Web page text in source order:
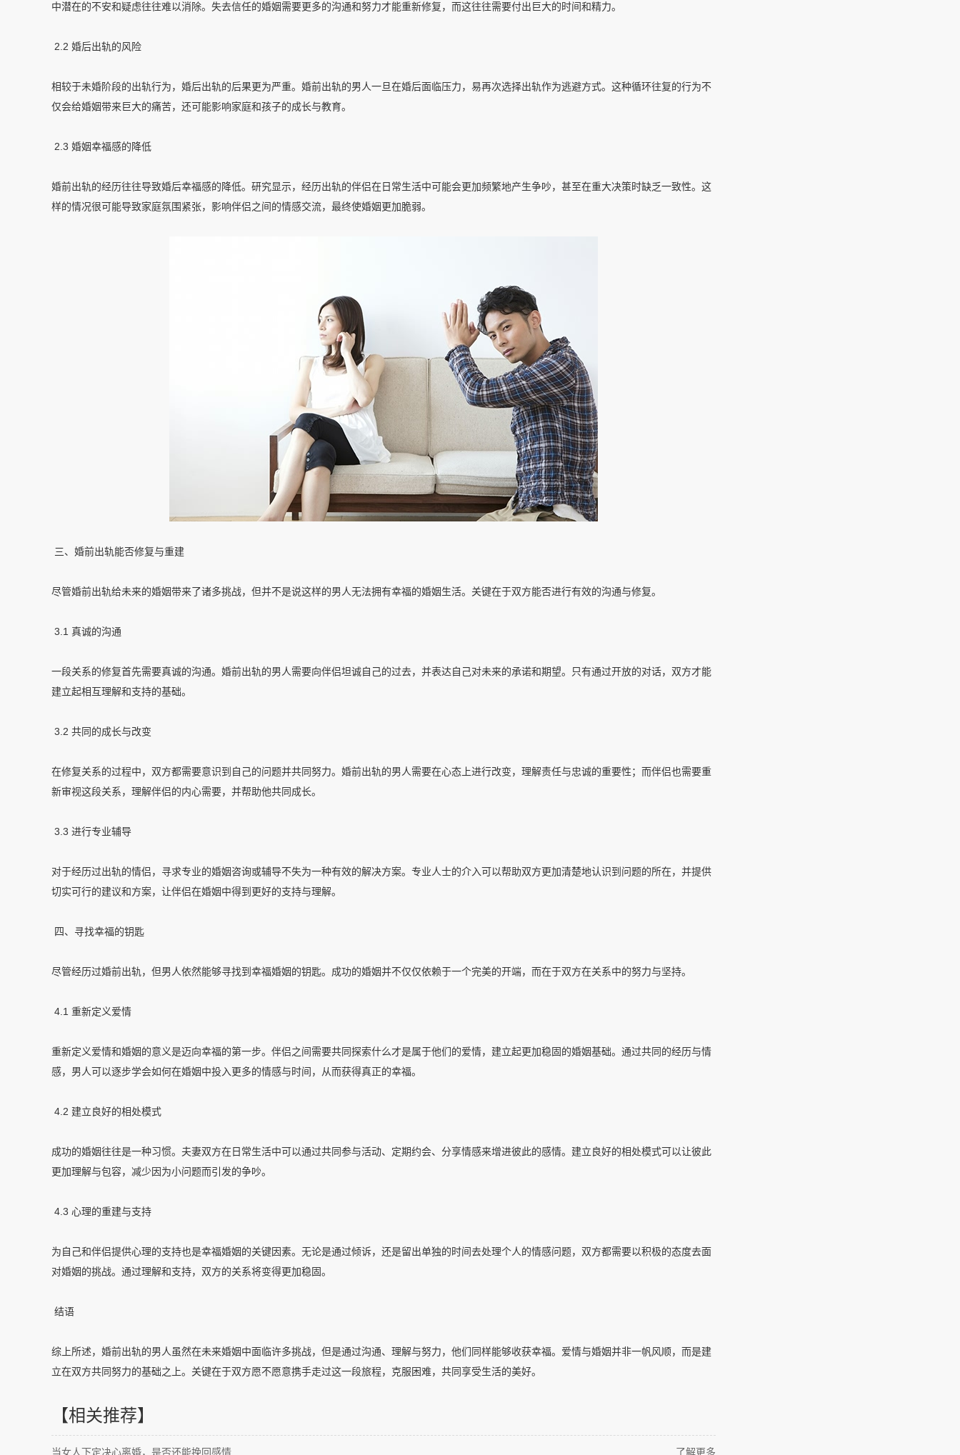
中潜在的不安和疑虑往往难以消除。失去信任的婚姻需要更多的沟通和努力才能重新修复，而这往往需要付出巨大的时间和精力。
2.2 婚后出轨的风险
相较于未婚阶段的出轨行为，婚后出轨的后果更为严重。婚前出轨的男人一旦在婚后面临压力，易再次选择出轨作为逃避方式。这种循环往复的行为不
仅会给婚姻带来巨大的痛苦，还可能影响家庭和孩子的成长与教育。
2.3 婚姻幸福感的降低
婚前出轨的经历往往导致婚后幸福感的降低。研究显示，经历出轨的伴侣在日常生活中可能会更加频繁地产生争吵，甚至在重大决策时缺乏一致性。这
样的情况很可能导致家庭氛围紧张，影响伴侣之间的情感交流，最终使婚姻更加脆弱。
三、婚前出轨能否修复与重建
尽管婚前出轨给未来的婚姻带来了诸多挑战，但并不是说这样的男人无法拥有幸福的婚姻生活。关键在于双方能否进行有效的沟通与修复。
3.1 真诚的沟通
一段关系的修复首先需要真诚的沟通。婚前出轨的男人需要向伴侣坦诚自己的过去，并表达自己对未来的承诺和期望。只有通过开放的对话，双方才能
建立起相互理解和支持的基础。
3.2 共同的成长与改变
在修复关系的过程中，双方都需要意识到自己的问题并共同努力。婚前出轨的男人需要在心态上进行改变，理解责任与忠诚的重要性；而伴侣也需要重
新审视这段关系，理解伴侣的内心需要，并帮助他共同成长。
3.3 进行专业辅导
对于经历过出轨的情侣，寻求专业的婚姻咨询或辅导不失为一种有效的解决方案。专业人士的介入可以帮助双方更加清楚地认识到问题的所在，并提供
切实可行的建议和方案，让伴侣在婚姻中得到更好的支持与理解。
四、寻找幸福的钥匙
尽管经历过婚前出轨，但男人依然能够寻找到幸福婚姻的钥匙。成功的婚姻并不仅仅依赖于一个完美的开端，而在于双方在关系中的努力与坚持。
4.1 重新定义爱情
重新定义爱情和婚姻的意义是迈向幸福的第一步。伴侣之间需要共同探索什么才是属于他们的爱情，建立起更加稳固的婚姻基础。通过共同的经历与情
感，男人可以逐步学会如何在婚姻中投入更多的情感与时间，从而获得真正的幸福。
4.2 建立良好的相处模式
成功的婚姻往往是一种习惯。夫妻双方在日常生活中可以通过共同参与活动、定期约会、分享情感来增进彼此的感情。建立良好的相处模式可以让彼此
更加理解与包容，减少因为小问题而引发的争吵。
4.3 心理的重建与支持
为自己和伴侣提供心理的支持也是幸福婚姻的关键因素。无论是通过倾诉，还是留出单独的时间去处理个人的情感问题，双方都需要以积极的态度去面
对婚姻的挑战。通过理解和支持，双方的关系将变得更加稳固。
结语
综上所述，婚前出轨的男人虽然在未来婚姻中面临许多挑战，但是通过沟通、理解与努力，他们同样能够收获幸福。爱情与婚姻并非一帆风顺，而是建
立在双方共同努力的基础之上。关键在于双方愿不愿意携手走过这一段旅程，克服困难，共同享受生活的美好。
【相关推荐】
了解更多
当女人下定决心离婚，是否还能挽回感情